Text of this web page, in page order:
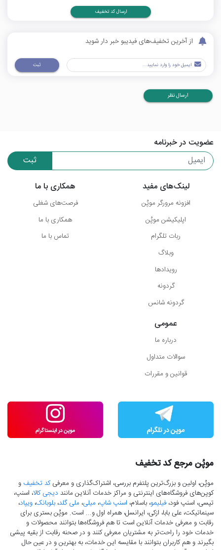
ارسال کد تخفیف
از آخرین تخفیف‌های فیدیبو خبر دار شوید
ثبت
ارسال نظر
عضویت در خبرنامه
ثبت
لینک‌های مفید
افزونه مرورگر موپُن
اپلیکیشن موپُن
ربات تلگرام
وبلاگ
رویدادها
گردونه
گردونه شانس
همکاری با ما
فرصت‌های شغلی
همکاری با ما
تماس با ما
عمومی
درباره ما
سوالات متداول
قوانین و مقررات
موپُن مرجع کد تخفیف
موپُن، اولین و بزرگ‌ترین پلتفرم بررسی، اشتراک‌گذاری و معرفیکد تخفیف و
کوپن‌های فروشگاه‌های اینترنتی و مراکز خدمات آنلاین مانند دیجی کالا، اسنپ،
تپسی، اسنپ فود، فیلیمو، باسلام، اسنپ شاپ، میلی، ملی گلد، بلوبانک، ویپاد،
سینماتیکت، علی بابا، ازکی، ایرانسل، همراه اول و... است. موپُن بستری برای
رقابت و معرفی خدمات آنلاین است تا هم فروشگاه‌ها بتوانند محصولات و
خدمات خود را راحت‌تر به مشتریان معرفی کنند و در صحنه رقابت از بقیه پیشی
بگیرند و هم کاربران بتوانند با مقایسه این خدمات، به بهترین و در عین حال